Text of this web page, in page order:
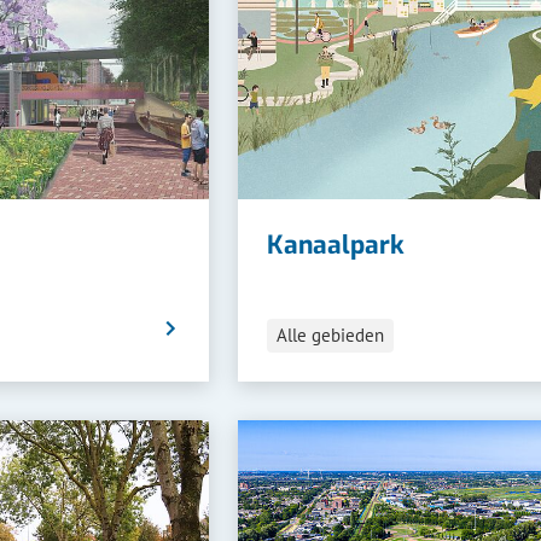
Categorieën
Kanaalpark
Alle gebieden